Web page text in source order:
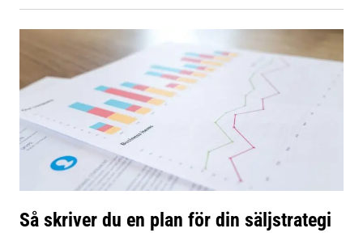
Så skriver du en plan för din säljstrategi